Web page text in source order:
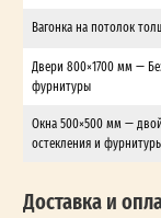
Вагонка на потолок
Двери 800×1700 мм —
фурнитуры
Окна 500×500 мм —
остекления и
Доставка и